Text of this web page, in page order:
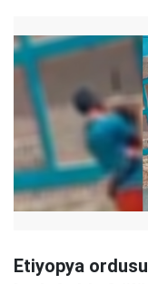
Etiyopya